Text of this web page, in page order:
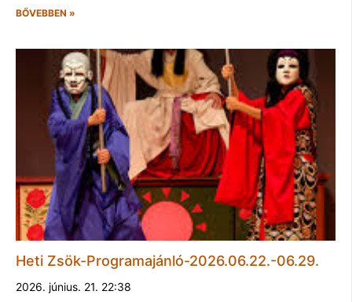
BŐVEBBEN »
Heti Zsök-Programajánló-2026.06.22.-06.29.
2026. június. 21. 22:38